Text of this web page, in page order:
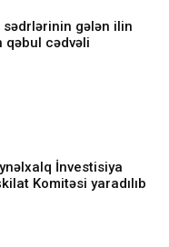
sədrlərinin gələn ilin
qəbul cədvəli
İnvestisiya
Komitəsi yaradılıb